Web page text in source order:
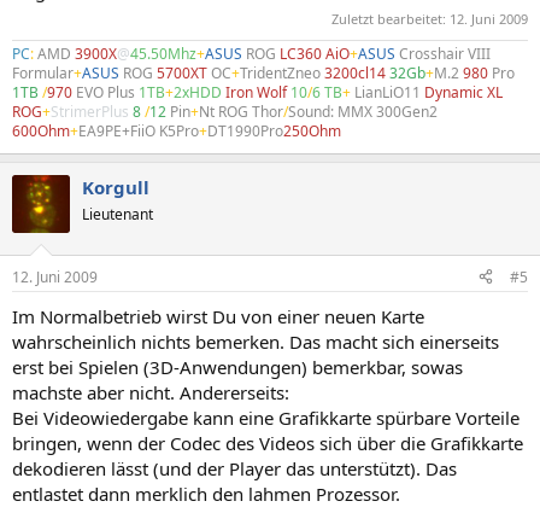
Zuletzt bearbeitet: 12. Juni 2009
PC:AMD 3900X@45.50Mhz+ASUS ROG LC360 AiO+ASUS Crosshair VIII
Formular+ASUS ROG 5700XTOC+TridentZneo3200cl1432Gb+M.2980 Pro
1TB /970 EVO Plus 1TB+2xHDD Iron Wolf 10/6 TB+ LianLiO11 Dynamic XL
ROG+StrimerPlus 8/12 Pin+Nt ROG Thor/Sound: MMX 300Gen2
600Ohm+EA9PE+FiiO K5Pro+DT1990Pro250Ohm
Korgull
Lieutenant
12. Juni 2009 #5
Im Normalbetrieb wirst Du von einer neuen Karte
wahrscheinlich nichts bemerken. Das macht sich einerseits
erst bei Spielen (3D-Anwendungen) bemerkbar, sowas
machste aber nicht. Andererseits:
Bei Videowiedergabe kann eine Grafikkarte spürbare Vorteile
bringen, wenn der Codec des Videos sich über die Grafikkarte
dekodieren lässt (und der Player das unterstützt). Das
entlastet dann merklich den lahmen Prozessor.